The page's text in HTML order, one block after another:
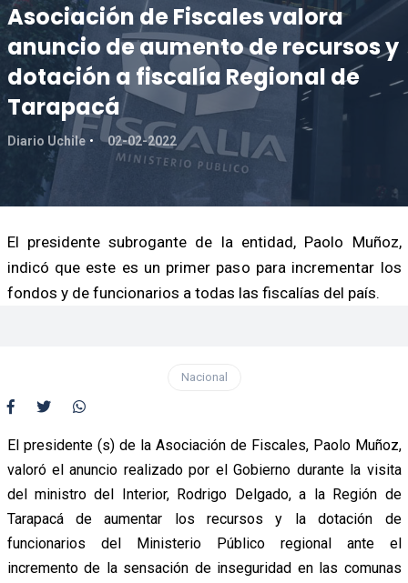
Asociación de Fiscales valora
anuncio de aumento de recursos y
dotación a fiscalía Regional de
Tarapacá
Diario Uchile 02-02-2022
El presidente subrogante de la entidad, Paolo Muñoz,
indicó que este es un primer paso para incrementar los
fondos y de funcionarios a todas las fiscalías del país.
Nacional
El presidente (s) de la Asociación de Fiscales, Paolo Muñoz,
valoró el anuncio realizado por el Gobierno durante la visita
del ministro del Interior, Rodrigo Delgado, a la Región de
Tarapacá de aumentar los recursos y la dotación de
funcionarios del Ministerio Público regional ante el
incremento de la sensación de inseguridad en las comunas